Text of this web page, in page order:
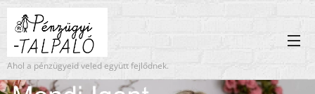
Ahol a pénzügyeid veled együtt fejlődnek.